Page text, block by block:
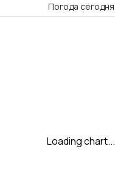
Погода сегодня
Loading chart...